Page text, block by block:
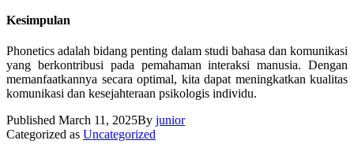
Kesimpulan
Phonetics adalah bidang penting dalam studi bahasa dan komunikasi
yang berkontribusi pada pemahaman interaksi manusia. Dengan
memanfaatkannya secara optimal, kita dapat meningkatkan kualitas
komunikasi dan kesejahteraan psikologis individu.
Published March 11, 2025By junior
Categorized as Uncategorized